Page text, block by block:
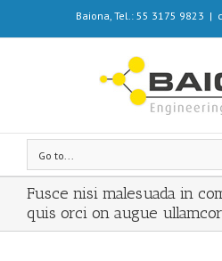
Baiona, Tel.: 55 3175 9823 |
Go to...
Fusce nisi malesuada in
quis orci on augue